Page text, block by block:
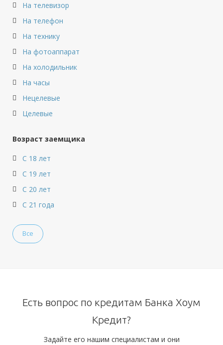
На телевизор
На телефон
На технику
На фотоаппарат
На холодильник
На часы
Нецелевые
Целевые
Возраст заемщика
С 18 лет
С 19 лет
С 20 лет
С 21 года
Все
Есть вопрос по кредитам Банка Хоум
Кредит?
Задайте его нашим специалистам и они